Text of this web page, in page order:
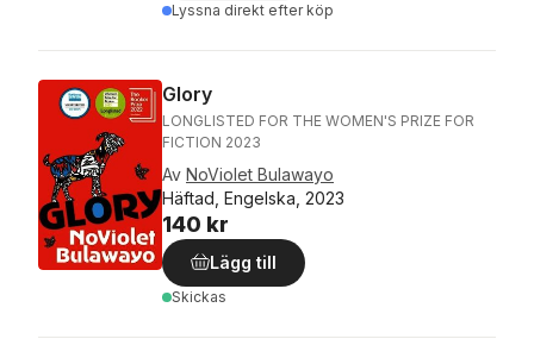
Lyssna direkt efter köp
Glory
LONGLISTED FOR THE WOMEN'S PRIZE FOR
FICTION 2023
Av NoViolet Bulawayo
Häftad, Engelska, 2023
140 kr
Lägg till
Skickas